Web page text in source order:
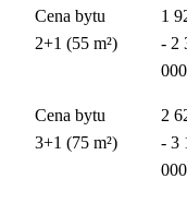
Cena bytu
2+1 (55 m²)
1
- 2
Cena bytu
3+1 (75 m²)
2
- 3